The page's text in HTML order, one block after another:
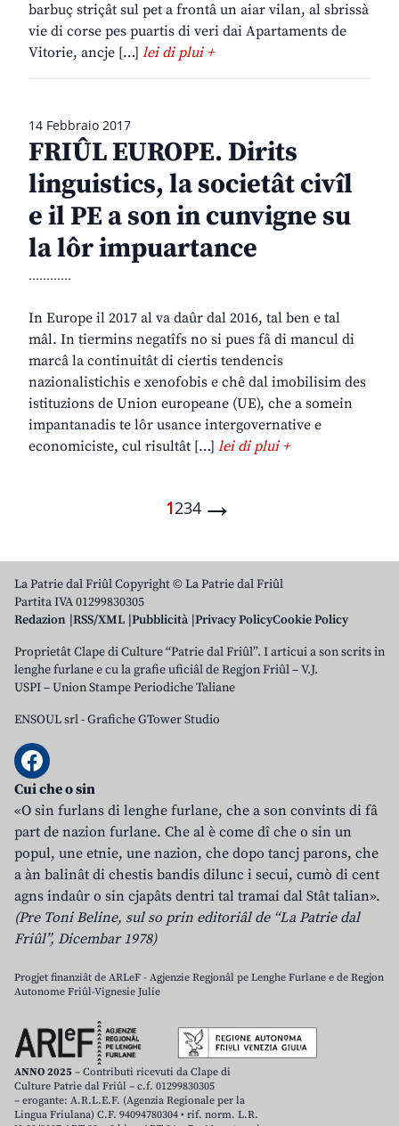
barbuç striçât sul pet a frontâ un aiar vilan, al sbrissà
vie di corse pes puartis di veri dai Apartaments de
Vitorie, ancje […] lei di plui +
14 Febbraio 2017
FRIÛL EUROPE. Dirits
linguistics, la societât civîl
e il PE a son in cunvigne su
la lôr impuartance
............
In Europe il 2017 al va daûr dal 2016, tal ben e tal
mâl. In tiermins negatîfs no si pues fâ di mancul di
marcâ la continuitât di ciertis tendencis
nazionalistichis e xenofobis e chê dal imobilisim des
istituzions de Union europeane (UE), che a somein
impantanadis te lôr usance intergovernative e
economiciste, cul risultât […] lei di plui +
1234 →
La Patrie dal Friûl Copyright © La Patrie dal Friûl
Partita IVA 01299830305
Redazion RSS/XML Pubblicità Privacy PolicyCookie Policy
Proprietât Clape di Culture “Patrie dal Friûl”. I articui a son scrits in
lenghe furlane e cu la grafie uficiâl de Regjon Friûl – V.J.
USPI – Union Stampe Periodiche Taliane
ENSOUL srl-Grafiche GTower Studio
Cui che o sin
«O sin furlans di lenghe furlane, che a son convints di fâ
part de nazion furlane. Che al è come dî che o sin un
popul, une etnie, une nazion, che dopo tancj parons, che
a àn balinât di chestis bandis dilunc i secui, cumò di cent
agns indaûr o sin cjapâts dentri tal tramai dal Stât talian».
(Pre Toni Beline, sul so prin editoriâl de “La Patrie dal
Friûl”, Dicembar 1978)
Progjet finanziât de ARLeF - Agjenzie Regjonâl pe Lenghe Furlane e de Regjon
Autonome Friûl-Vignesie Julie
ANNO 2025 – Contributi ricevuti da Clape di
Culture Patrie dal Friûl – c.f. 01299830305
– erogante: A.R.L.E.F. (Agenzia Regionale per la
Lingua Friulana) C.F. 94094780304 • rif. norm. L.R.